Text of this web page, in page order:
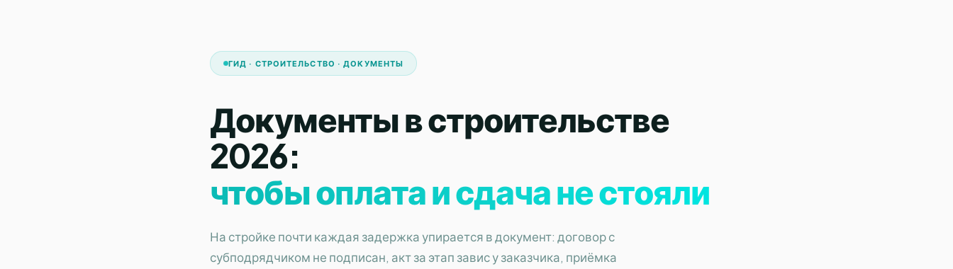
ГИД · СТРОИТЕЛЬСТВО · ДОКУМЕНТЫ
Документы в строительстве
2026:
чтобы оплата и сдача не стояли
На стройке почти каждая задержка упирается в документ: договор с
субподрядчиком не подписан, акт за этап завис у заказчика, приёмка